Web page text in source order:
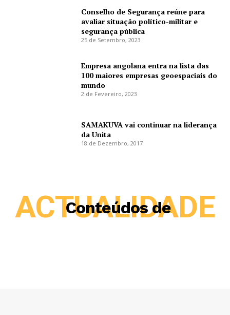
Conselho de Segurança reúne para
avaliar situação político-militar e
segurança pública
25 de Setembro, 2023
Empresa angolana entra na lista das
100 maiores empresas geoespaciais do
mundo
2 de Fevereiro, 2023
SAMAKUVA vai continuar na liderança
da Unita
18 de Dezembro, 2017
Conteúdos de
ACTUALIDADE